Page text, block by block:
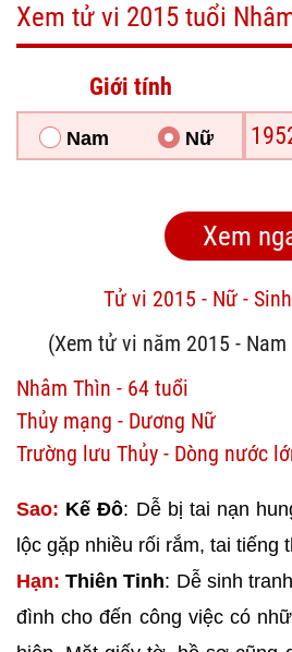
Xem tử vi 2015 tuổi
Giới tính
Nam Nữ
Tử vi 2015 - Nữ -
(Xem tử vi năm 2015 -
Nhâm Thìn - 64 tuổi
Thủy mạng - Dương Nữ
Trường lưu Thủy - Dòng nước
Sao: Kế Đô: Dễ bị tai nạn
lộc gặp nhiều rối rắm, tai tiếng
Hạn: Thiên Tinh: Dễ sinh
đình cho đến công việc có